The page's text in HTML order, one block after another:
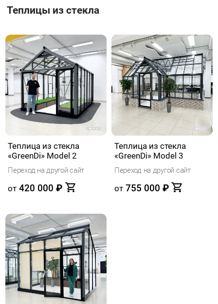
Теплицы из стекла
Теплица из стекла
«GreenDi» Model 2
Переход на другой сайт
от 420 000 ₽
Теплица из стекла
«GreenDi» Model 3
Переход на другой сайт
от 755 000 ₽